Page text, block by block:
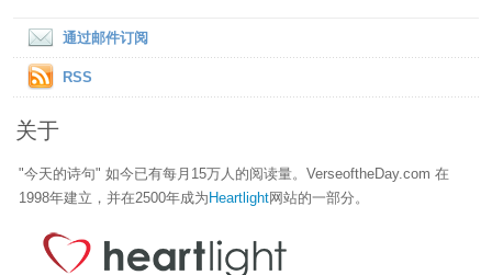
通过邮件订阅
RSS
关于
"今天的诗句" 如今已有每月15万人的阅读量。VerseoftheDay.com 在
1998年建立，并在2500年成为 Heartlight网站的一部分。